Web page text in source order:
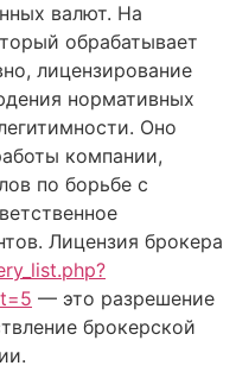
валют. На
обрабатывает
лицензирование
нормативных
Оно
компании,
по борьбе с
Лицензия брокера
— это разрешение
брокерской